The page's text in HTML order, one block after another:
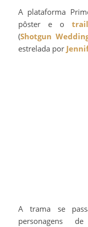
A plataforma Prime Video, da Amazon, divulgou o
pôster e o
(Shotgun
estrelada por
A trama se
personagens